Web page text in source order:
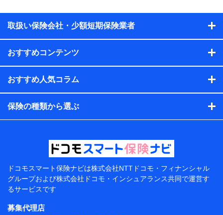
おけるユーザ登録受付および管理のため
当社又は株式会社NTTドコモと取引のあるもしくは委託を受
けている保険会社・提携会社の保険その他に関する情報を提
供するため、また維持管理等の委託業務遂行のため、またそ
れらに付帯、関連する当社、株式会社NTTドコモおよび提携
会社のサービスを案内、提供するため
（各サービスで取得したサービス利用履歴、ウェブサイトの
閲覧履歴、購買履歴、ご契約内容等のパーソナルデータを分
す。）
上記に係る案内・手続き・管理等付帯業務を行うため
【当該個人データの管理について責任を有する者の名
称・住所・代表者名】
当該個人データを取り扱う各共同利用者（詳細は次のと
東京都千代田区永田町2丁目11番1号 山王パークタワー
取扱い保険会社・少額短期保険業者
おすすめコンテンツ
おすすめ人気コラム
保険の種類から選ぶ
ドコモスマート保険ナビは株式会社NTTドコモ・フィナンシャル
グループおよび株式会社ドコモ・インシュアランス共同で運営す
るサービスです
募集代理店